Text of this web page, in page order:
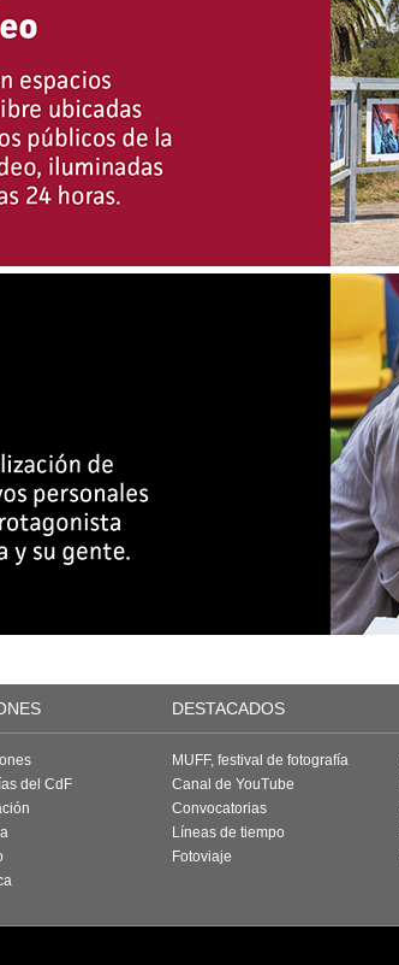
DESTACADOS
del CdF
MUFF, festival de fotografía
Canal de YouTube
Convocatorias
Líneas de tiempo
Fotoviaje